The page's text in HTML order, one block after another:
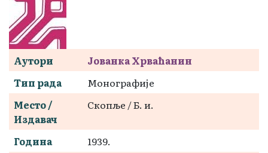
Аутори
Јованка Хрваћанин
Тип рада
Монографије
Место /
Издавач
Скопље / Б. и.
Година
1939.